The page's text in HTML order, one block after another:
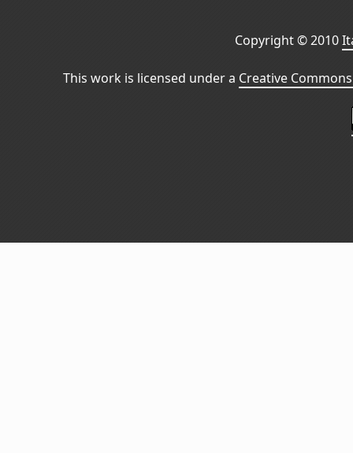
Copyright © 2010
This work is licensed under a Creative